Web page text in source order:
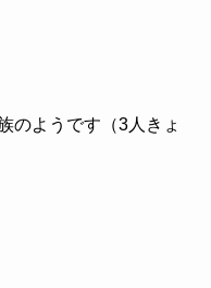
のようです（3人きょ